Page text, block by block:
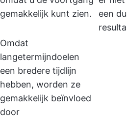
gemakkelijk kunt zien.
een
Omdat
langetermijndoelen
een bredere tijdlijn
hebben, worden ze
gemakkelijk beïnvloed
door